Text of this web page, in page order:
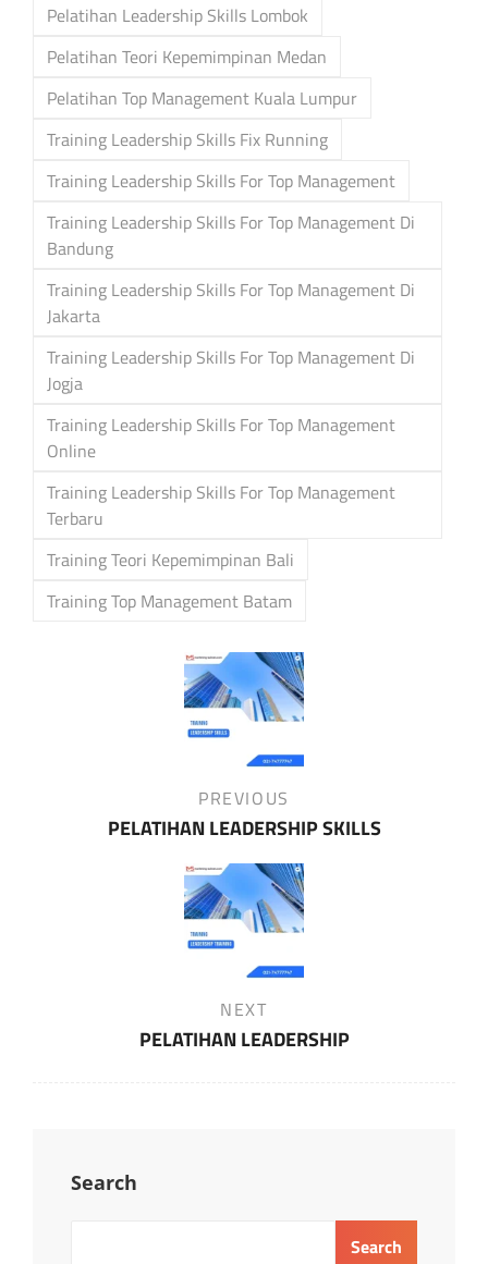
Pelatihan Leadership Skills Lombok
Pelatihan Teori Kepemimpinan Medan
Pelatihan Top Management Kuala Lumpur
Training Leadership Skills Fix Running
Training Leadership Skills For Top Management
Training Leadership Skills For Top Management Di
Bandung
Training Leadership Skills For Top Management Di
Jakarta
Training Leadership Skills For Top Management Di
Jogja
Training Leadership Skills For Top Management
Online
Training Leadership Skills For Top Management
Terbaru
Training Teori Kepemimpinan Bali
Training Top Management Batam
PREVIOUS
PELATIHAN LEADERSHIP SKILLS
NEXT
PELATIHAN LEADERSHIP
Search
Search